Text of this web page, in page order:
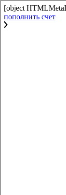
[object
пополнить счет